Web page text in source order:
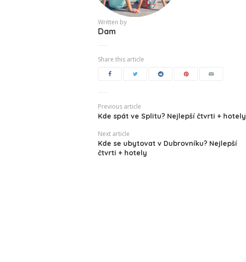
Written by
Dam
Share this article
Previous article
Kde spát ve Splitu? Nejlepší čtvrti + hotely
Next article
Kde se ubytovat v Dubrovníku? Nejlepší
čtvrti + hotely